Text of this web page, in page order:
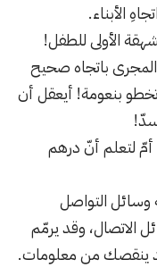
الأبناء.
الأولى للطفل!
باتجاه صحيح
بنعومة! أيعقل أن
لتعلم أنّ درهم
وسائل التواصل
الاتصال، وقد يرمّم
ينقصك من معلومات.